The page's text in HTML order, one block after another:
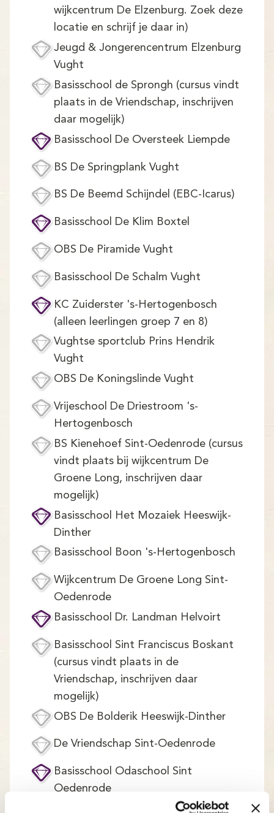
wijkcentrum De Elzenburg. Zoek deze
locatie en schrijf je daar in)
Jeugd & Jongerencentrum Elzenburg
Vught
Basisschool de Sprongh (cursus vindt
plaats in de Vriendschap, inschrijven
daar mogelijk)
Basisschool De Oversteek Liempde
BS De Springplank Vught
BS De Beemd Schijndel (EBC-Icarus)
Basisschool De Klim Boxtel
OBS De Piramide Vught
Basisschool De Schalm Vught
KC Zuiderster 's-Hertogenbosch
(alleen leerlingen groep 7 en 8)
Vughtse sportclub Prins Hendrik
Vught
OBS De Koningslinde Vught
Vrijeschool De Driestroom 's-
Hertogenbosch
BS Kienehoef Sint-Oedenrode (cursus
vindt plaats bij wijkcentrum De
Groene Long, inschrijven daar
mogelijk)
Basisschool Het Mozaiek Heeswijk-
Dinther
Basisschool Boon 's-Hertogenbosch
Wijkcentrum De Groene Long Sint-
Oedenrode
Basisschool Dr. Landman Helvoirt
Basisschool Sint Franciscus Boskant
(cursus vindt plaats in de
Vriendschap, inschrijven daar
mogelijk)
OBS De Bolderik Heeswijk-Dinther
De Vriendschap Sint-Oedenrode
Basisschool Odaschool Sint
Oedenrode
Kindcentrum de Kameleon 's-